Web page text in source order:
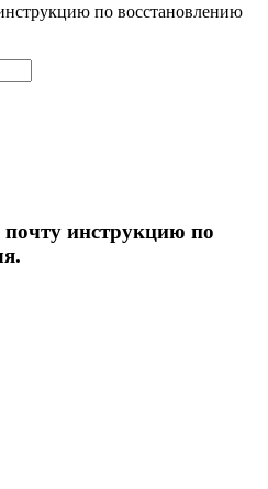
по восстановлению
инструкцию по